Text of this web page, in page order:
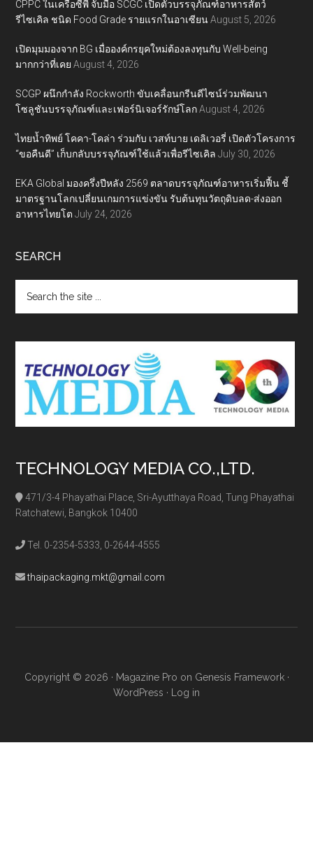
CPPC ในเครือซีพี จับมือ SCGC เปิดตัวบรรจุภัณฑ์อาหารสัตว์
รีไซเคิล ชนิด Food Grade รายแรกในอาเซียน August 5, 2026
เปิดมุมมองจาก BG เมื่อองค์กรยุคใหม่ต้องลงทุนกับ Well-being
มากกว่าที่เคย August 4, 2026
SCGP ผนึกกำลัง Rockworth ขับเคลื่อนกรีนดีไซน์ร่วมพัฒนา
โซลูชันบรรจุภัณฑ์และเฟอร์นิเจอร์รักษ์โลก August 4, 2026
ไทยน้ำทิพย์ โคคา-โคล่า ร่วมกับ เวสท์บาย เดลิเวอรี่ เปิดตัวโครงการ
“ขอคืนดี” เก็บกลับบรรจุภัณฑ์ใช้แล้วเพื่อรีไซเคิล July 30, 2026
EKA Global มองครึ่งปีหลัง 2569 ตลาดบรรจุภัณฑ์อาหารเริ่มฟื้น ชี้
มาตรฐานโลกเปลี่ยนเกมการแข่งขัน รับต้นทุนวัตถุดิบลด-ส่งออก
อาหารไทยโต July 24, 2026
SEARCH
the
site
TECHNOLOGY MEDIA CO.,LTD.
471/3-4 Phayathai Place, Sri-Ayutthaya Road, Tung Phayathai
Ratchatewi, Bangkok 10400
Tel. 0-2354-5333, 0-2644-4555
thaipackaging.mkt@gmail.com
Copyright © 2026 · Magazine Pro on Genesis Framework·
WordPress · Log in